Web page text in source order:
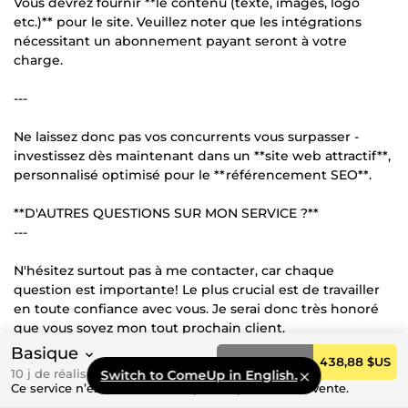
etc.)** pour le site. Veuillez noter que les intégrations
nécessitant un abonnement payant seront à votre
charge.
---
Ne laissez donc pas vos concurrents vous surpasser -
investissez dès maintenant dans un **site web attractif**,
personnalisé optimisé pour le **référencement SEO**.
**D'AUTRES QUESTIONS SUR MON SERVICE ?**
---
N'hésitez surtout pas à me contacter, car chaque
question est importante! Le plus crucial est de travailler
en toute confiance avec vous. Je serai donc très honoré
que vous soyez mon tout prochain client.
Le Loup Alpha
→ Hurle, Chasse & Domine !
Basique
10 j de réalisation
Commander
438,88 $US
Ce service n’est actuellement pas disponible à la vente.
Switch to ComeUp in English.